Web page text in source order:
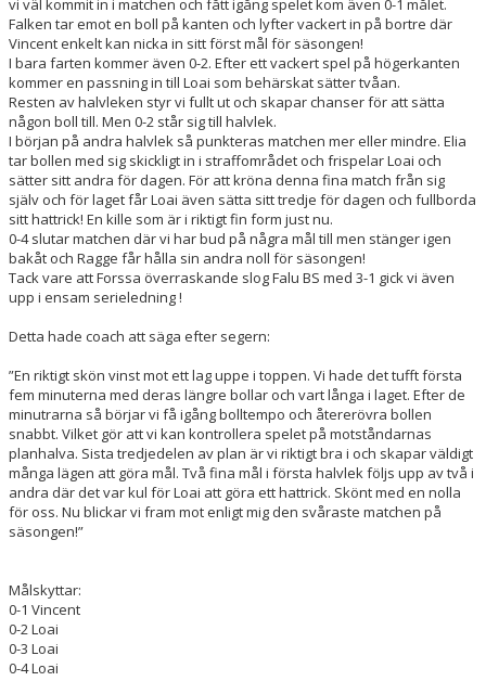
Falken tar emot en boll på kanten och lyfter vackert in på bortre där
Vincent enkelt kan nicka in sitt först mål för säsongen!
I bara farten kommer även 0-2. Efter ett vackert spel på högerkanten
kommer en passning in till Loai som behärskat sätter tvåan.
Resten av halvleken styr vi fullt ut och skapar chanser för att sätta
någon boll till. Men 0-2 står sig till halvlek.
I början på andra halvlek så punkteras matchen mer eller mindre. Elia
tar bollen med sig skickligt in i straffområdet och frispelar Loai och
sätter sitt andra för dagen. För att kröna denna fina match från sig
själv och för laget får Loai även sätta sitt tredje för dagen och fullborda
sitt hattrick! En kille som är i riktigt fin form just nu.
0-4 slutar matchen där vi har bud på några mål till men stänger igen
bakåt och Ragge får hålla sin andra noll för säsongen!
Tack vare att Forssa överraskande slog Falu BS med 3-1 gick vi även
upp i ensam serieledning !
Detta hade coach att säga efter segern:
”En riktigt skön vinst mot ett lag uppe i toppen. Vi hade det tufft första
fem minuterna med deras längre bollar och vart långa i laget. Efter de
minutrarna så börjar vi få igång bolltempo och återerövra bollen
snabbt. Vilket gör att vi kan kontrollera spelet på motståndarnas
planhalva. Sista tredjedelen av plan är vi riktigt bra i och skapar väldigt
många lägen att göra mål. Två fina mål i första halvlek följs upp av två i
andra där det var kul för Loai att göra ett hattrick. Skönt med en nolla
för oss. Nu blickar vi fram mot enligt mig den svåraste matchen på
säsongen!”
Målskyttar:
0-1 Vincent
0-2 Loai
0-3 Loai
0-4 Loai